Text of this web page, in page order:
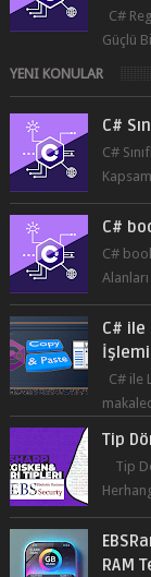
C#
Güçlü
YENI KONULAR
C#
C#
Nasıl ...
C#
C# bool
C# ile
İşlemi
C# ile
Tip
Tip
RAM